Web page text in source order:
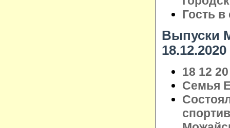
Гость
Выпуски
18.12.2020
18 12
Семья